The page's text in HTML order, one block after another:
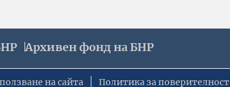
Архивен фонд на БНР
на сайта Политика за поверителност